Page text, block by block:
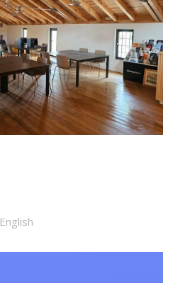
English